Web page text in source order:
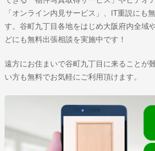
「オンライン内見サービス」、IT重説にも
す。谷町九丁目各地をはじめ大阪府内全域
どにも無料出張相談を実施中です！
遠方にお住まいで谷町九丁目に来ることが
い方も無料でお気軽にご利用頂けます。